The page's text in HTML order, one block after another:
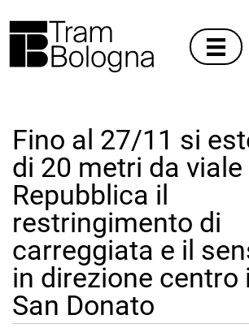
Fino al 27/11 si
di 20 metri da viale
Repubblica il
restringimento di
carreggiata e il
in direzione centro
San Donato